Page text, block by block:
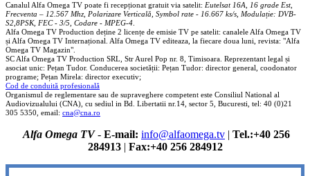
Canalul Alfa Omega TV poate fi recepționat gratuit via satelit: Eutelsat 16A, 16 grade Est,
Frecventa – 12.567 Mhz, Polarizare Verticală, Symbol rate - 16.667 ks/s, Modulație: DVB-
S2,8PSK, FEC - 3/5, Codare - MPEG-4
Alfa Omega TV Production deține 2 licențe de emisie TV pe satelit: canalele Alfa Omega TV
și Alfa Omega TV Internațional. Alfa Omega TV editeaza, la fiecare doua luni, revista: "Alfa
Omega TV Magazin".
SC Alfa Omega TV Production SRL, Str Aurel Pop nr. 8, Timisoara. Reprezentant legal și
asociat unic: Pețan Tudor. Conducerea societății: Pețan Tudor: director general, coodonator
programe; Pețan Mirela: director executiv;
Cod de conduită profesională
Organismul de reglementare sau de supraveghere competent este Consiliul National al
Audiovizualului (CNA), cu sediul in Bd. Libertatii nr.14, sector 5, Bucuresti, tel: 40 (0)21
305 5350, email: cna@cna.ro
Alfa Omega TV- E-mail: info@alfaomega.tv | Tel.:+40 256
284913| Fax:+40 256 284912